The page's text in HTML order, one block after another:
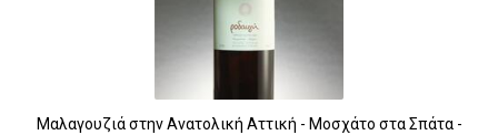
Μαλαγουζιά στην Ανατολική Αττική - Μοσχάτο στα Σπάτα -